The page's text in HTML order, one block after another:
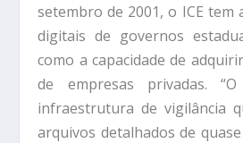
setembro de 2001, o ICE tem
digitais de governos
como a capacidade de
de empresas privadas.
infraestrutura de vigilância
arquivos detalhados de